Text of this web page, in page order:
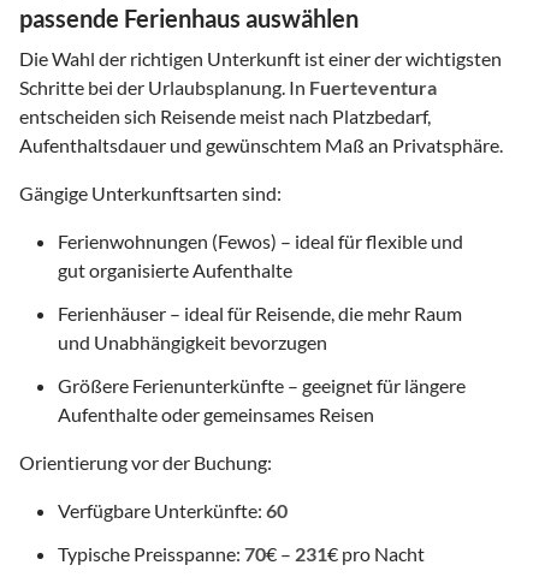
passende Ferienhaus auswählen
Die Wahl der richtigen Unterkunft ist einer der wichtigsten
Schritte bei der Urlaubsplanung. In Fuerteventura
entscheiden sich Reisende meist nach Platzbedarf,
Aufenthaltsdauer und gewünschtem Maß an Privatsphäre.
Gängige Unterkunftsarten sind:
Ferienwohnungen (Fewos) – ideal für flexible und
gut organisierte Aufenthalte
Ferienhäuser – ideal für Reisende, die mehr Raum
und Unabhängigkeit bevorzugen
Größere Ferienunterkünfte – geeignet für längere
Aufenthalte oder gemeinsames Reisen
Orientierung vor der Buchung:
Verfügbare Unterkünfte: 60
Typische Preisspanne: 70€ – 231€ pro Nacht